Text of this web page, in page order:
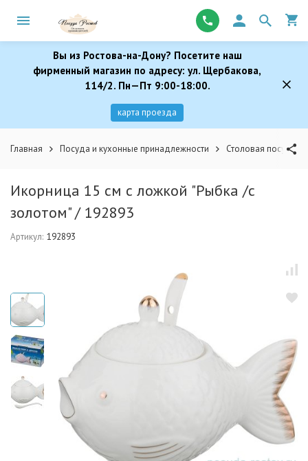
Вы из Ростова-на-Дону? Посетите наш
фирменный магазин по адресу: ул. Щербакова,
114/2. Пн—Пт 9:00-18:00.
карта проезда
Главная Посуда и кухонные принадлежности Столовая посуда
Икорница 15 см с ложкой "Рыбка /с
золотом" / 192893
Артикул: 192893